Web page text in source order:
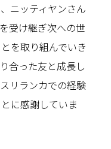
ニッティヤンさん
受け継ぎ次への世
を取り組んでいき
合った友と成長し
リランカでの経験
に感謝していま